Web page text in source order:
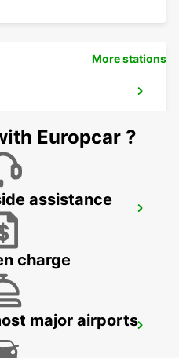
More stations
Europcar ?
assistance
charge
major airports